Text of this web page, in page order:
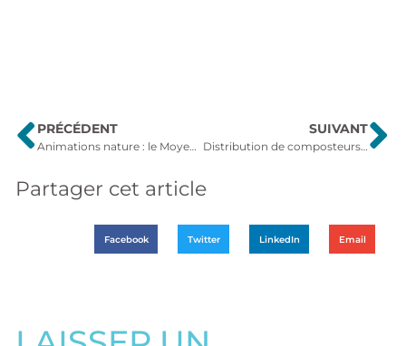
PRÉCÉDENT
Animations nature : le Moyen Âge est à l’honneur
SUIVANT
Distribution de composteurs 2026 : fabriquez votre propre engrais
Partager cet article
Facebook Twitter LinkedIn Email